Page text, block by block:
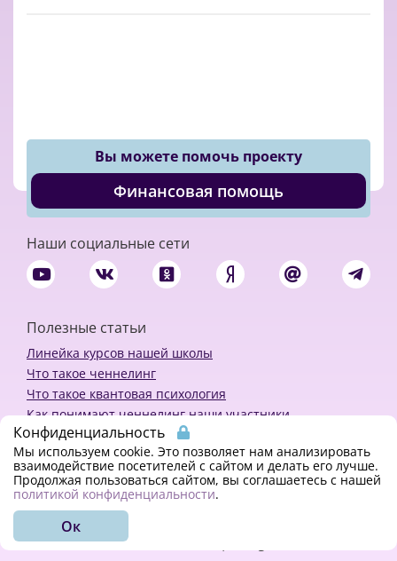
Вы можете помочь проекту
Финансовая помощь
Наши социальные сети
Полезные статьи
Линейка курсов нашей школы
Что такое ченнелинг
Что такое квантовая психология
Как понимают ченнелинг наши участники
Политика конфиденциальности
Закажи ченнелинг
© 2018 - 2023 Kvreal2018 | All rights reserved.
Конфиденциальность
Мы используем cookie. Это позволяет нам анализировать
взаимодействие посетителей с сайтом и делать его лучше.
Продолжая пользоваться сайтом, вы соглашаетесь с нашей
политикой конфиденциальности.
Ок